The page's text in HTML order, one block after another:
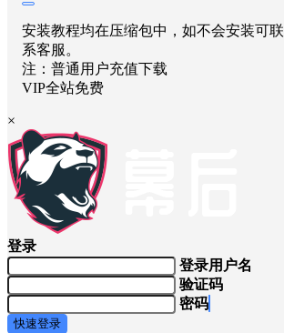
安装教程均在压缩包中，如不会安装可联
系客服。
注：普通用户充值下载
VIP全站免费
×
登录
登录用户名
验证码
密码
快速登录